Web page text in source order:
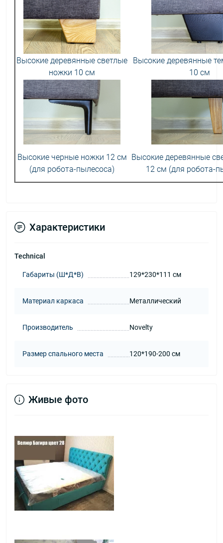
Высокие деревянные светлые
ножки 10 см
Высокие деревянные
10 см
Высокие черные ножки 12 см
(для робота-пылесоса)
Высокие деревянные
12 см (для робота-
Характеристики
Technical
Габариты (Ш*Д*В) 129*230*111 см
Материал каркаса Металлический
Производитель Novelty
Размер спального места 120*190-200 см
Живые фото